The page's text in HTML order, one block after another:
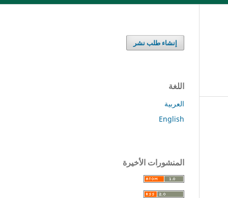
إنشاء طلب نشر
اللغة
العربية
English
المنشورات الأخيرة